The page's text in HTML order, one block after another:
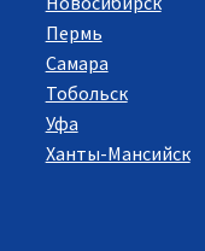
Пермь
Самара
Тобольск
Уфа
Ханты-Мансийск